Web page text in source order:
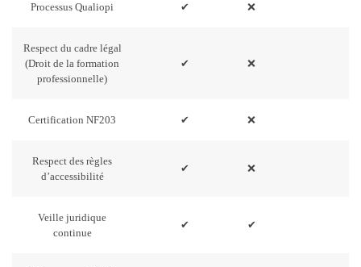
Processus Qualiopi ✔ ❌
Respect du cadre légal
(Droit de la formation
professionnelle)
✔ ❌
Certification NF203 ✔ ❌
Respect des règles
d’accessibilité
✔ ❌
Veille juridique
continue
✔ ✔